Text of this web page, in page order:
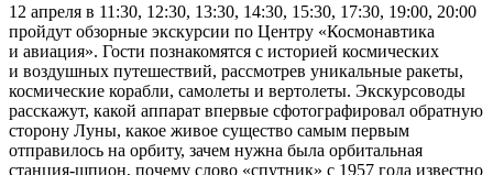
12 апреля в 11:30, 12:30, 13:30, 14:30, 15:30, 17:30, 19:00, 20:00
пройдут обзорные экскурсии по Центру «Космонавтика
и авиация». Гости познакомятся с историей космических
и воздушных путешествий, рассмотрев уникальные ракеты,
космические корабли, самолеты и вертолеты. Экскурсоводы
расскажут, какой аппарат впервые сфотографировал обратную
сторону Луны, какое живое существо самым первым
отправилось на орбиту, зачем нужна была орбитальная
станция-шпион, почему слово «спутник» с 1957 года известно